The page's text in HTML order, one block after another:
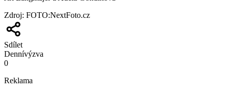
Zdroj: FOTO:NextFoto.cz
Sdílet
Dennívýzva
0
Reklama